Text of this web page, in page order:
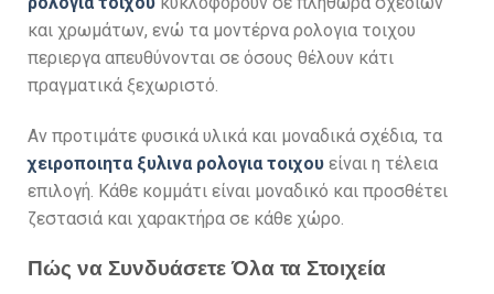
και χρωμάτων, ενώ τα μοντέρνα ρολογια τοιχου
περιεργα απευθύνονται σε όσους θέλουν κάτι
πραγματικά ξεχωριστό.
Αν προτιμάτε φυσικά υλικά και μοναδικά σχέδια, τα
χειροποιητα ξυλινα ρολογια τοιχου είναι η τέλεια
επιλογή. Κάθε κομμάτι είναι μοναδικό και προσθέτει
ζεστασιά και χαρακτήρα σε κάθε χώρο.
Πώς να Συνδυάσετε Όλα τα Στοιχεία